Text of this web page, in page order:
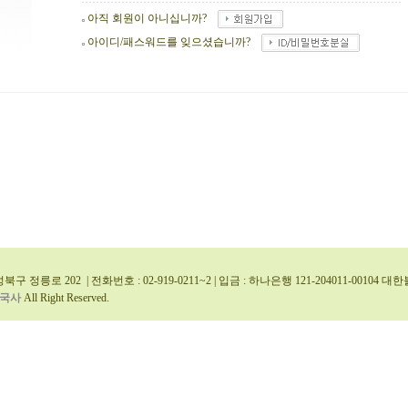
아직 회원이 아니십니까?
아이디/패스워드를 잊으셨습니까?
구 정릉로 202 | 전화번호 : 02-919-0211~2 | 입금 : 하나은행 121-204011-00104 대
사 All Right Reserved.